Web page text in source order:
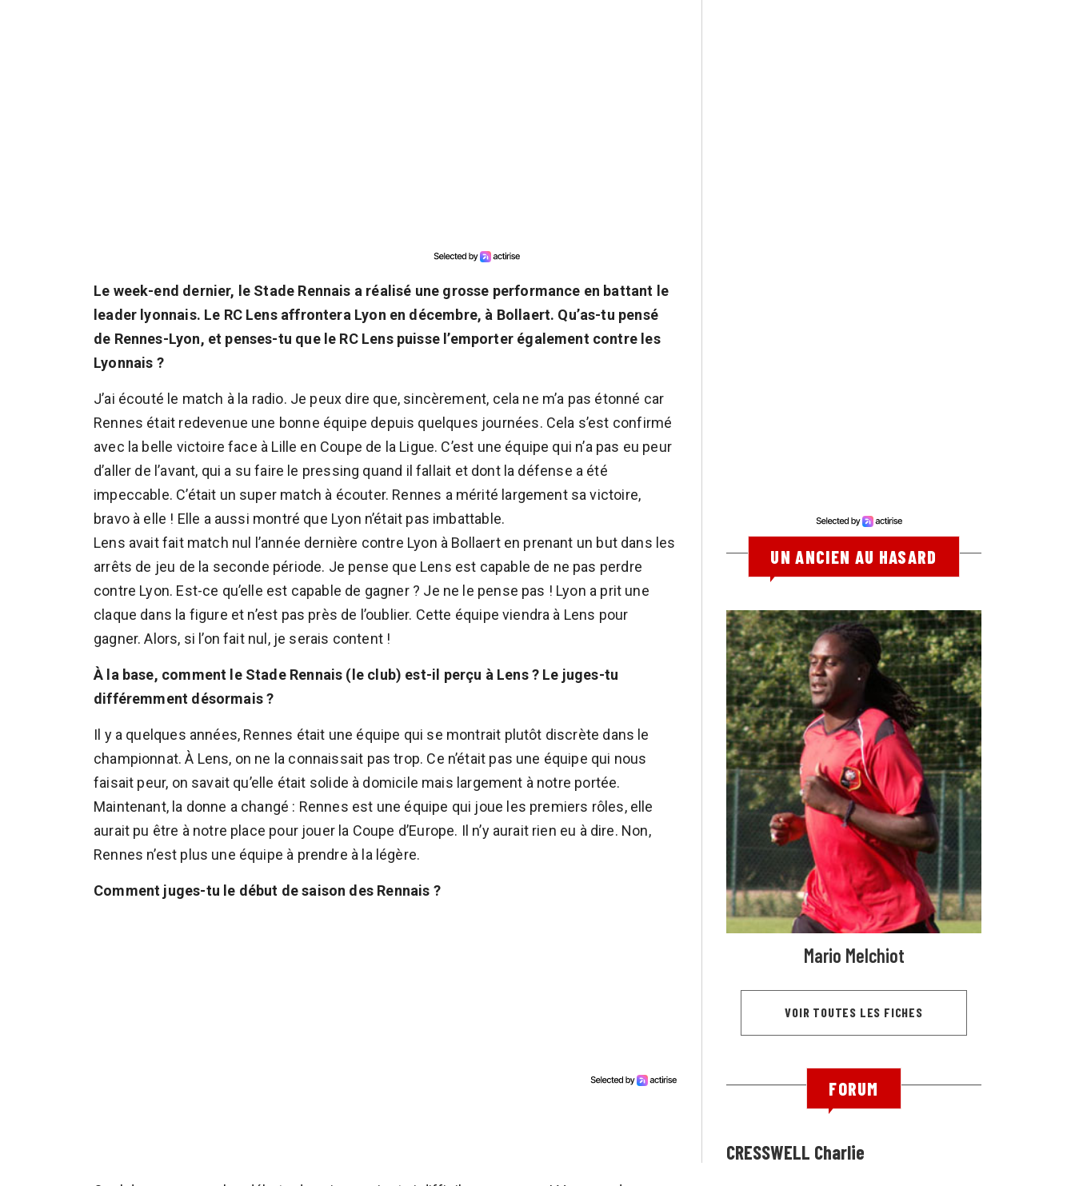
Le week-end dernier, le Stade Rennais a réalisé une grosse performance en battant le
leader lyonnais. Le RC Lens affrontera Lyon en décembre, à Bollaert. Qu’as-tu pensé
de Rennes-Lyon, et penses-tu que le RC Lens puisse l’emporter également contre les
Lyonnais ?
J’ai écouté le match à la radio. Je peux dire que, sincèrement, cela ne m’a pas étonné car
Rennes était redevenue une bonne équipe depuis quelques journées. Cela s’est confirmé
avec la belle victoire face à Lille en Coupe de la Ligue. C’est une équipe qui n’a pas eu peur
d’aller de l’avant, qui a su faire le pressing quand il fallait et dont la défense a été
impeccable. C’était un super match à écouter. Rennes a mérité largement sa victoire,
bravo à elle ! Elle a aussi montré que Lyon n’était pas imbattable.
Lens avait fait match nul l’année dernière contre Lyon à Bollaert en prenant un but dans les
arrêts de jeu de la seconde période. Je pense que Lens est capable de ne pas perdre
contre Lyon. Est-ce qu’elle est capable de gagner ? Je ne le pense pas ! Lyon a prit une
claque dans la figure et n’est pas près de l’oublier. Cette équipe viendra à Lens pour
gagner. Alors, si l’on fait nul, je serais content !
À la base, comment le Stade Rennais (le club) est-il perçu à Lens ? Le juges-tu
différemment désormais ?
Il y a quelques années, Rennes était une équipe qui se montrait plutôt discrète dans le
championnat. À Lens, on ne la connaissait pas trop. Ce n’était pas une équipe qui nous
faisait peur, on savait qu’elle était solide à domicile mais largement à notre portée.
Maintenant, la donne a changé : Rennes est une équipe qui joue les premiers rôles, elle
aurait pu être à notre place pour jouer la Coupe d’Europe. Il n’y aurait rien eu à dire. Non,
Rennes n’est plus une équipe à prendre à la légère.
Comment juges-tu le début de saison des Rennais ?
UN ANCIEN AU HASARD
Mario Melchiot
VOIR TOUTES LES FICHES
FORUM
CRESSWELL Charlie